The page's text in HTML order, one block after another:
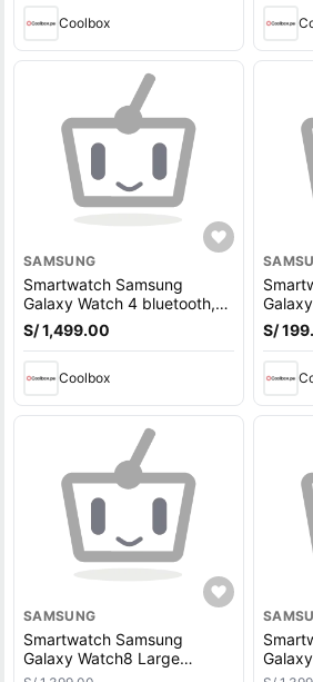
Coolbox
SAMSUNG
Smartwatch Samsung
Galaxy Watch 4 bluetooth,
resistente al agua, máx 40
horas, modos deportivos,
S/ 1,499.00
Coolbox
horas,
S/
SAMSUNG
Smartwatch Samsung
Galaxy Watch8 Large
pantalla 1.5""/ Super